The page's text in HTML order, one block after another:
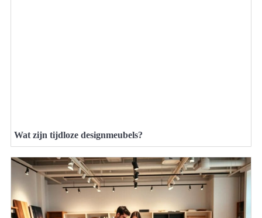
Wat zijn tijdloze designmeubels?